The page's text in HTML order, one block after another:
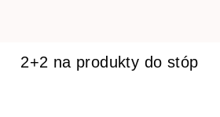
2+2 na produkty do stóp